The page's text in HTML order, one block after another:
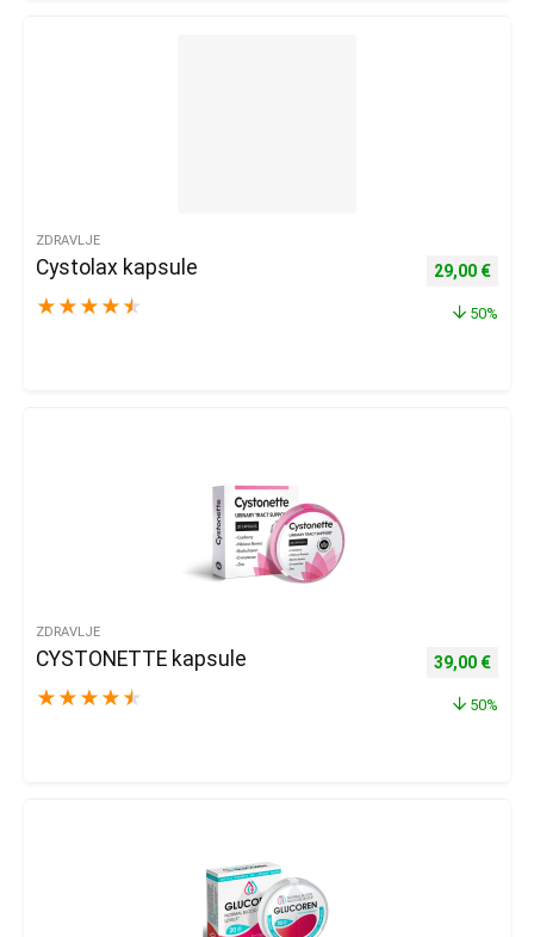
ZDRAVLJE
Cystolax kapsule
★ ★ ★ ★ ★
Izvorna
29,00 €
50%
ZDRAVLJE
CYSTONETTE kapsule
★ ★ ★ ★ ★
Izvorna
39,00 €
50%